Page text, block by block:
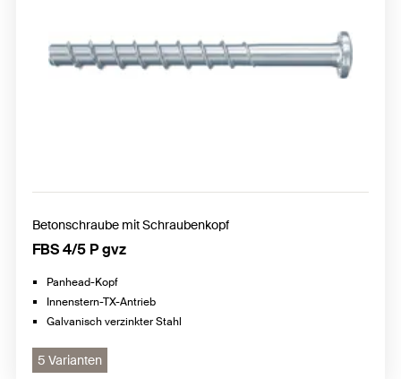
Betonschraube mit Schraubenkopf
FBS 4/5 P gvz
Panhead-Kopf
Innenstern-TX-Antrieb
Galvanisch verzinkter Stahl
5 Varianten